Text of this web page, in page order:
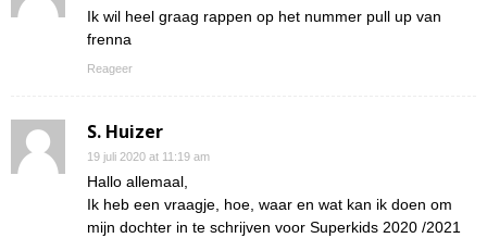
Ik wil heel graag rappen op het nummer pull up van
frenna
Reageer
S. Huizer
19 juli 2020 at 11:19 am
Hallo allemaal,
Ik heb een vraagje, hoe, waar en wat kan ik doen om
mijn dochter in te schrijven voor Superkids 2020 /2021